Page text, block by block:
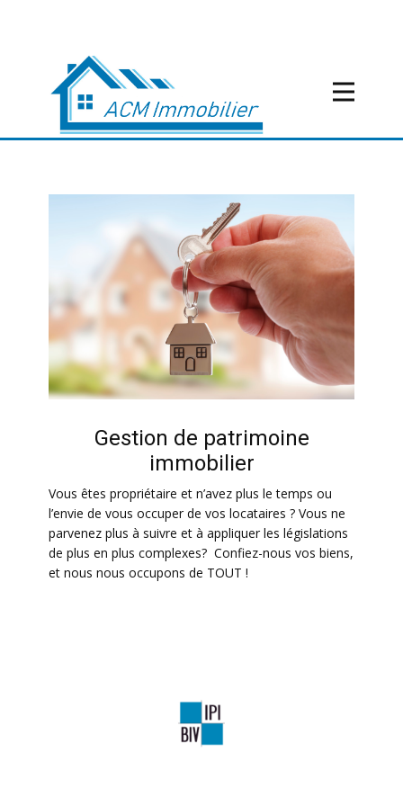
Gestion de patrimoine
immobilier
Vous êtes propriétaire et n’avez plus le temps ou
l’envie de vous occuper de vos locataires ? Vous ne
parvenez plus à suivre et à appliquer les législations
de plus en plus complexes? Confiez-nous vos biens,
et nous nous occupons de TOUT !